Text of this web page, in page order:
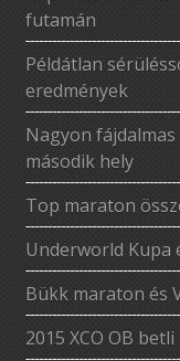
futamán
Példátlan
eredmények
Nagyon fájdalmas
második hely
Top maraton
Underworld Kupa
Bükk maraton és
2015 XCO OB betli